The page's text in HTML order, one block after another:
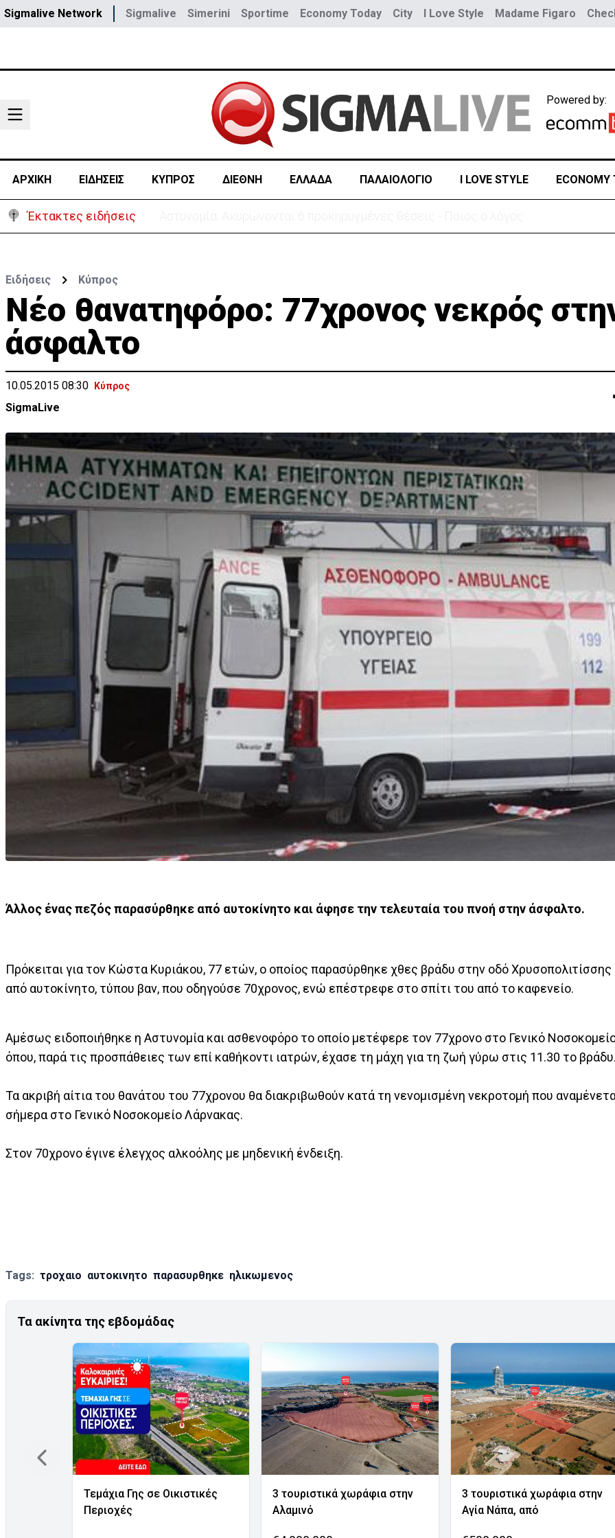
Sigmalive Network Sigmalive Simerini Sportime Economy Today City I Love Style Madame Figaro
Powered by:
ΑΡΧΙΚΗ ΕΙΔΗΣΕΙΣ ΚΥΠΡΟΣ ΔΙΕΘΝΗ ΕΛΛΑΔΑ ΠΑΛΑΙΟΛΟΓΙΟ I LOVE STYLE ECONOMY
Έκτακτες ειδήσεις
Ειδήσεις Κύπρος
Νέο θανατηφόρο: 77χρονος νεκρός
άσφαλτο
10.05.2015 08:30 Κύπρος
SigmaLive
Άλλος ένας πεζός παρασύρθηκε από αυτοκίνητο και άφησε την τελευταία του πνοή στην άσφαλτο.
Πρόκειται για τον Κώστα Κυριάκου, 77 ετών, ο οποίος παρασύρθηκε χθες βράδυ στην οδό
από αυτοκίνητο, τύπου βαν, που οδηγούσε 70χρονος, ενώ επέστρεφε στο σπίτι του από το καφενείο.
Αμέσως ειδοποιήθηκε η Αστυνομία και ασθενοφόρο το οποίο μετέφερε τον 77χρονο στο Γενικό
όπου, παρά τις προσπάθειες των επί καθήκοντι ιατρών, έχασε τη μάχη για τη ζωή γύρω στις 11.30 το βράδυ.
Τα ακριβή αίτια του θανάτου του 77χρονου θα διακριβωθούν κατά τη νενομισμένη νεκροτομή που
σήμερα στο Γενικό Νοσοκομείο Λάρνακας.
Στον 70χρονο έγινε έλεγχος αλκοόλης με μηδενική ένδειξη.
Tags: τροχαιο αυτοκινητο παρασυρθηκε ηλικωμενος
Τα ακίνητα της εβδομάδας
Τεμάχια Γης σε Οικιστικές
Περιοχές
3 τουριστικά χωράφια στην
Αλαμινό
3 τουριστικά χωράφια στην
Αγία Νάπα, από